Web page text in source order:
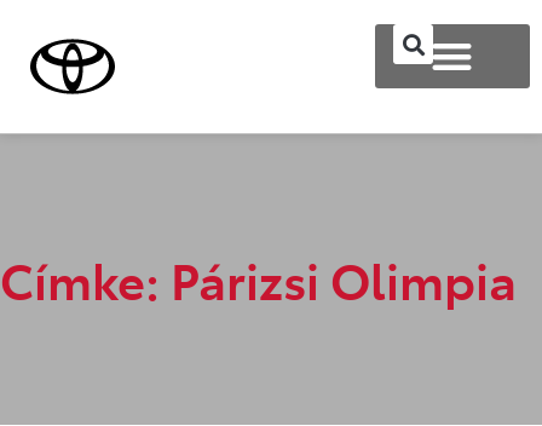
Címke: Párizsi Olimpia